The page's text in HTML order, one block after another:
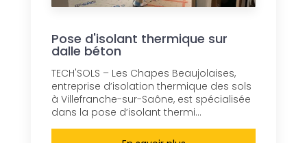
Pose d'isolant thermique sur
dalle béton
TECH'SOLS – Les Chapes Beaujolaises,
entreprise d’isolation thermique des sols
à Villefranche-sur-Saône, est spécialisée
dans la pose d’isolant thermi...